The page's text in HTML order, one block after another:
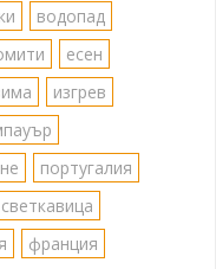
водопад
есен
изгрев
португалия
светкавица
франция